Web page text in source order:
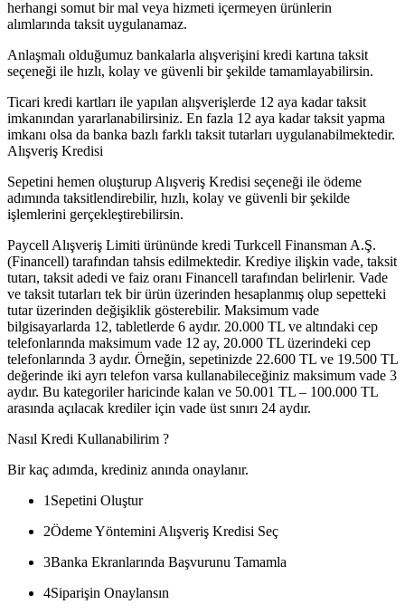
herhangi somut bir mal veya hizmeti içermeyen ürünlerin
alımlarında taksit uygulanamaz.
Anlaşmalı olduğumuz bankalarla alışverişini kredi kartına taksit
seçeneği ile hızlı, kolay ve güvenli bir şekilde tamamlayabilirsin.
Ticari kredi kartları ile yapılan alışverişlerde 12 aya kadar taksit
imkanından yararlanabilirsiniz. En fazla 12 aya kadar taksit yapma
imkanı olsa da banka bazlı farklı taksit tutarları uygulanabilmektedir.
Alışveriş Kredisi
Sepetini hemen oluşturup Alışveriş Kredisi seçeneği ile ödeme
adımında taksitlendirebilir, hızlı, kolay ve güvenli bir şekilde
işlemlerini gerçekleştirebilirsin.
Paycell Alışveriş Limiti ürününde kredi Turkcell Finansman A.Ş.
(Financell) tarafından tahsis edilmektedir. Krediye ilişkin vade, taksit
tutarı, taksit adedi ve faiz oranı Financell tarafından belirlenir. Vade
ve taksit tutarları tek bir ürün üzerinden hesaplanmış olup sepetteki
tutar üzerinden değişiklik gösterebilir. Maksimum vade
bilgisayarlarda 12, tabletlerde 6 aydır. 20.000 TL ve altındaki cep
telefonlarında maksimum vade 12 ay, 20.000 TL üzerindeki cep
telefonlarında 3 aydır. Örneğin, sepetinizde 22.600 TL ve 19.500 TL
değerinde iki ayrı telefon varsa kullanabileceğiniz maksimum vade 3
aydır. Bu kategoriler haricinde kalan ve 50.001 TL – 100.000 TL
arasında açılacak krediler için vade üst sınırı 24 aydır.
Nasıl Kredi Kullanabilirim ?
Bir kaç adımda, krediniz anında onaylanır.
1 Sepetini Oluştur
2Ödeme Yöntemini Alışveriş Kredisi Seç
3Banka Ekranlarında Başvurunu Tamamla
4Siparişin Onaylansın